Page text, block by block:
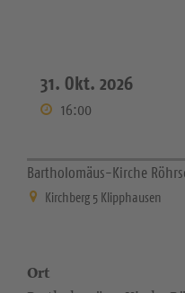
31. Okt. 2026
16:00
Bartholomäus-Kirche
Kirchberg 5 Klipphausen
Ort